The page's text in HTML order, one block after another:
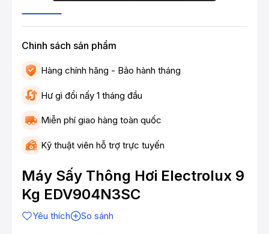
Chinh sách sản phẩm
Hàng chính hãng - Bảo hành tháng
Hư gì đổi nấy 1 tháng đầu
Miễn phí giao hàng toàn quốc
Kỹ thuật viên hỗ trợ trực tuyến
Máy Sấy Thông Hơi Electrolux 9
Kg EDV904N3SC
Yêu thích
So sánh